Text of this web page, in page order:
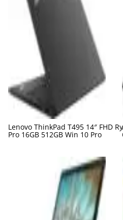
Lenovo ThinkPad T495 14″ FHD
Pro 16GB 512GB Win 10 Pro